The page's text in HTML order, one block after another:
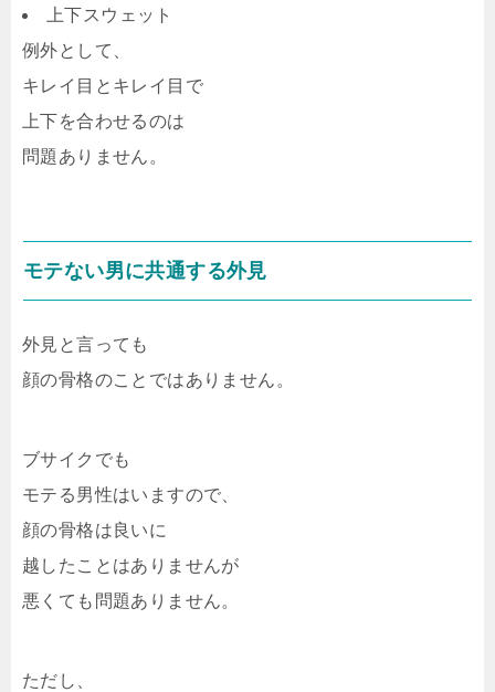
上下スウェット
例外として、
キレイ目とキレイ目で
上下を合わせるのは
問題ありません。
モテない男に共通する外見
外見と言っても
顔の骨格のことではありません。
ブサイクでも
モテる男性はいますので、
顔の骨格は良いに
越したことはありませんが
悪くても問題ありません。
ただし、